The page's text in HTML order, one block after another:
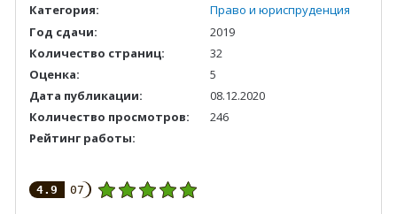
Категория:
Право и юриспруденция
Год сдачи:
2019
Количество страниц:
32
Оценка:
5
Дата публикации:
08.12.2020
Количество просмотров:
246
Рейтинг работы:
4.9 07